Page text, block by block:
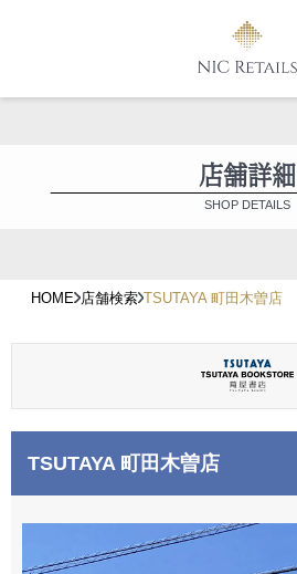
店舗詳細
SHOP DETAILS
HOME 店舗検索 TSUTAYA 町田木曽店
TSUTAYA 町田木曽店